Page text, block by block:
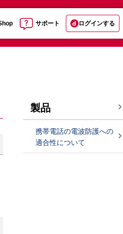
サポート ログインする
製品
携帯電話の電波防護への
適合性について